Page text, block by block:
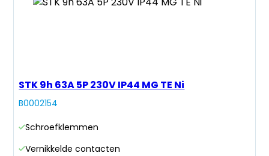
STK 9h 63A 5P 230V IP44 MG TE Ni
B0002154
Schroefklemmen
Vernikkelde contacten